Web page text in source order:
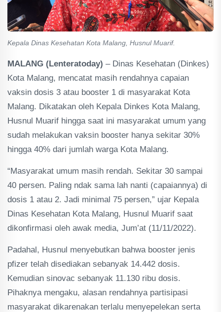
Kepala Dinas Kesehatan Kota Malang, Husnul Muarif.
MALANG (Lenteratoday) – Dinas Kesehatan (Dinkes)
Kota Malang, mencatat masih rendahnya capaian
vaksin dosis 3 atau booster 1 di masyarakat Kota
Malang. Dikatakan oleh Kepala Dinkes Kota Malang,
Husnul Muarif hingga saat ini masyarakat umum yang
sudah melakukan vaksin booster hanya sekitar 30%
hingga 40% dari jumlah warga Kota Malang.
“Masyarakat umum masih rendah. Sekitar 30 sampai
40 persen. Paling ndak sama lah nanti (capaiannya) di
dosis 1 atau 2. Jadi minimal 75 persen,” ujar Kepala
Dinas Kesehatan Kota Malang, Husnul Muarif saat
dikonfirmasi oleh awak media, Jum’at (11/11/2022).
Padahal, Husnul menyebutkan bahwa booster jenis
pfizer telah disediakan sebanyak 14.442 dosis.
Kemudian sinovac sebanyak 11.130 ribu dosis.
Pihaknya mengaku, alasan rendahnya partisipasi
masyarakat dikarenakan terlalu menyepelekan serta